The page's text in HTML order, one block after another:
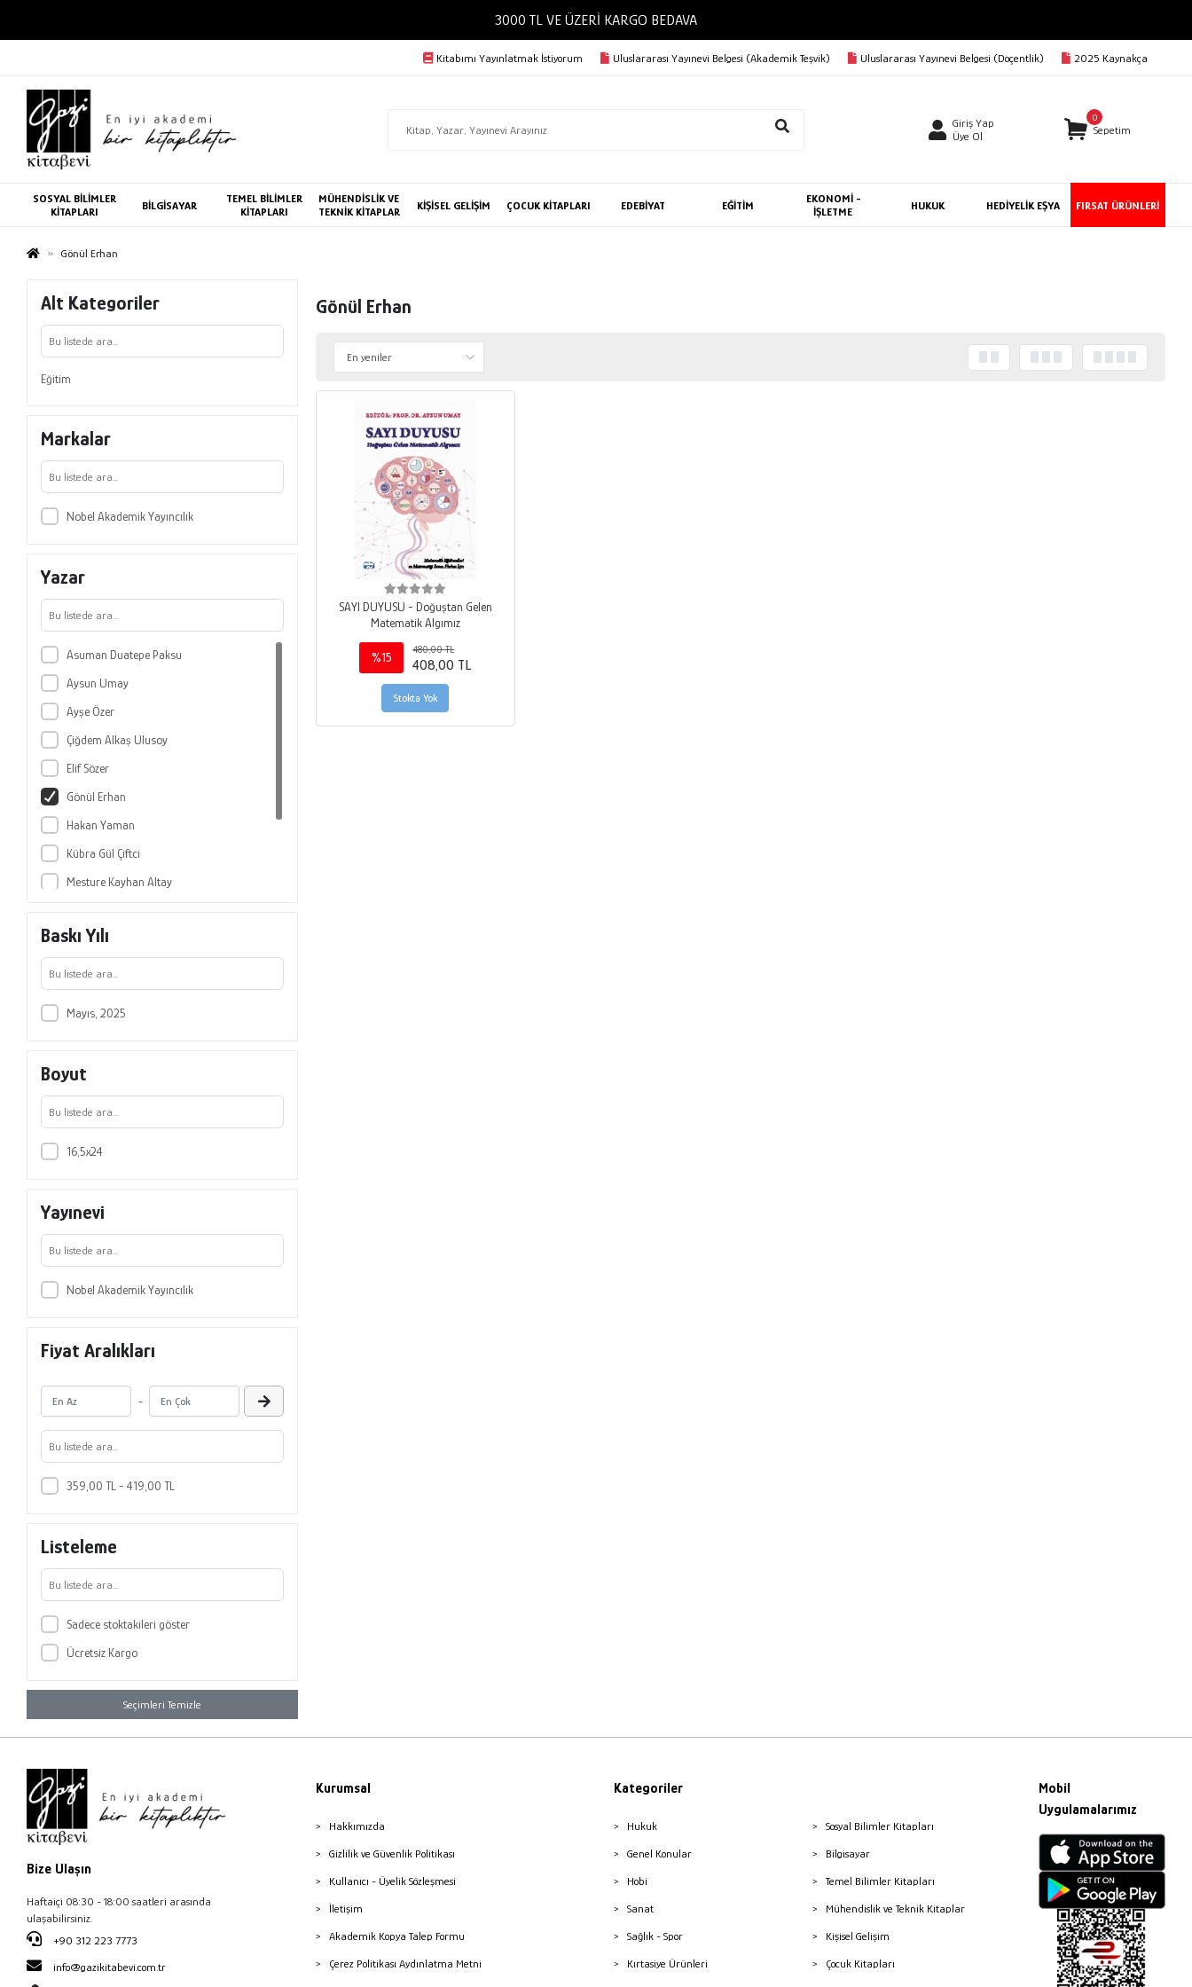
3000 TL VE ÜZERİ KARGO BEDAVA
Kitabımı Yayınlatmak İstiyorum Uluslararası Yayınevi Belgesi (Akademik Teşvik) Uluslararası Yayınevi Belgesi (Doçentlik) 2025 Kaynakça
Giriş Yap
Üye Ol
0
Sepetim
SOSYAL BİLİMLER
KİTAPLARI
BİLGİSAYAR
TEMEL BİLİMLER
KİTAPLARI
MÜHENDİSLİK VE
TEKNİK KİTAPLAR
KİŞİSEL GELİŞİM ÇOCUK KİTAPLARI EDEBİYAT EĞİTİM
EKONOMİ -
İŞLETME
HUKUK HEDİYELİK EŞYA FIRSAT ÜRÜNLERİ
Gönül Erhan
Alt Kategoriler
Eğitim
Markalar
Nobel Akademik Yayıncılık
Yazar
Asuman Duatepe Paksu
Aysun Umay
Ayşe Özer
Çiğdem Alkaş Ulusoy
Elif Sözer
Gönül Erhan
Hakan Yaman
Kübra Gül Çiftci
Mesture Kayhan Altay
Şerife Sevinç
Şeyma Şengil Akar
Baskı Yılı
Mayıs, 2025
Boyut
16,5x24
Yayınevi
Nobel Akademik Yayıncılık
Fiyat Aralıkları
-
359,00 TL - 419,00 TL
Listeleme
Sadece stoktakileri göster
Ücretsiz Kargo
Seçimleri Temizle
Gönül Erhan
SAYI DUYUSU - Doğuştan Gelen
Matematik Algımız
%15
480,00 TL
408,00 TL
Stokta Yok
Bize Ulaşın
Haftaiçi 08:30 - 18:00 saatleri arasında
ulaşabilirsiniz.
+90 312 223 7773
info@gazikitabevi.com.tr
Kurumsal
Hakkımızda
Gizlilik ve Güvenlik Politikası
Kullanıcı - Üyelik Sözleşmesi
İletişim
Akademik Kopya Talep Formu
Çerez Politikası Aydınlatma Metni
Kategoriler
Hukuk
Genel Konular
Hobi
Sanat
Sağlık - Spor
Kırtasiye Ürünleri
Sosyal Bilimler Kitapları
Bilgisayar
Temel Bilimler Kitapları
Mühendislik ve Teknik Kitaplar
Kişisel Gelişim
Çocuk Kitapları
Mobil
Uygulamalarımız